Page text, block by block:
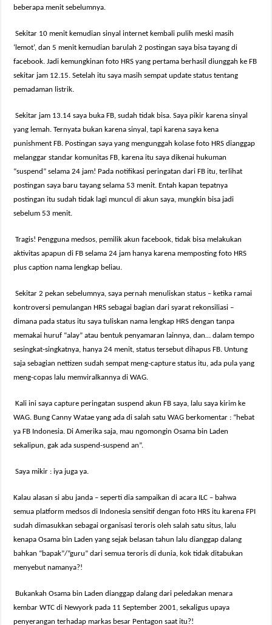
beberapa menit sebelumnya.
Sekitar 10 menit kemudian sinyal internet kembali pulih meski masih
‘lemot’, dan 5 menit kemudian barulah 2 postingan saya bisa tayang di
facebook. Jadi kemungkinan foto HRS yang pertama berhasil diunggah ke FB
sekitar jam 12.15. Setelah itu saya masih sempat update status tentang
pemadaman listrik.
Sekitar jam 13.14 saya buka FB, sudah tidak bisa. Saya pikir karena sinyal
yang lemah. Ternyata bukan karena sinyal, tapi karena saya kena
punishment FB. Postingan saya yang mengunggah kolase foto HRS dianggap
melanggar standar komunitas FB, karena itu saya dikenai hukuman
“suspend” selama 24 jam! Pada notifikasi peringatan dari FB itu, terlihat
postingan saya baru tayang selama 53 menit. Entah kapan tepatnya
postingan itu sudah tidak lagi muncul di akun saya, mungkin bisa jadi
sebelum 53 menit.
Tragis! Pengguna medsos, pemilik akun facebook, tidak bisa melakukan
aktivitas apapun di FB selama 24 jam hanya karena memposting foto HRS
plus caption nama lengkap beliau.
Sekitar 2 pekan sebelumnya, saya pernah menuliskan status – ketika ramai
kontroversi pemulangan HRS sebagai bagian dari syarat rekonsiliasi –
dimana pada status itu saya tuliskan nama lengkap HRS dengan tanpa
memakai huruf “alay” atau bentuk penyamaran lainnya, dan… dalam tempo
sesingkat-singkatnya, hanya 24 menit, status tersebut dihapus FB. Untung
saja sebagian nettizen sudah sempat meng-capture status itu, ada pula yang
meng-copas lalu memviralkannya di WAG.
Kali ini saya capture peringatan suspend akun FB saya, lalu saya kirim ke
WAG. Bung Canny Watae yang ada di salah satu WAG berkomentar : “hebat
ya FB Indonesia. Di Amerika saja, mau ngomongin Osama bin Laden
sekalipun, gak ada suspend-suspend an”.
Saya mikir : iya juga ya.
Kalau alasan si abu janda – seperti dia sampaikan di acara ILC – bahwa
semua platform medsos di Indonesia sensitif dengan foto HRS itu karena FPI
sudah dimasukkan sebagai organisasi teroris oleh salah satu situs, lalu
kenapa Osama bin Laden yang sejak belasan tahun lalu dianggap dalang
bahkan “bapak”/”guru” dari semua teroris di dunia, kok tidak ditabukan
menyebut namanya?!
Bukankah Osama bin Laden dianggap dalang dari peledakan menara
kembar WTC di Newyork pada 11 September 2001, sekaligus upaya
penyerangan terhadap markas besar Pentagon saat itu?!